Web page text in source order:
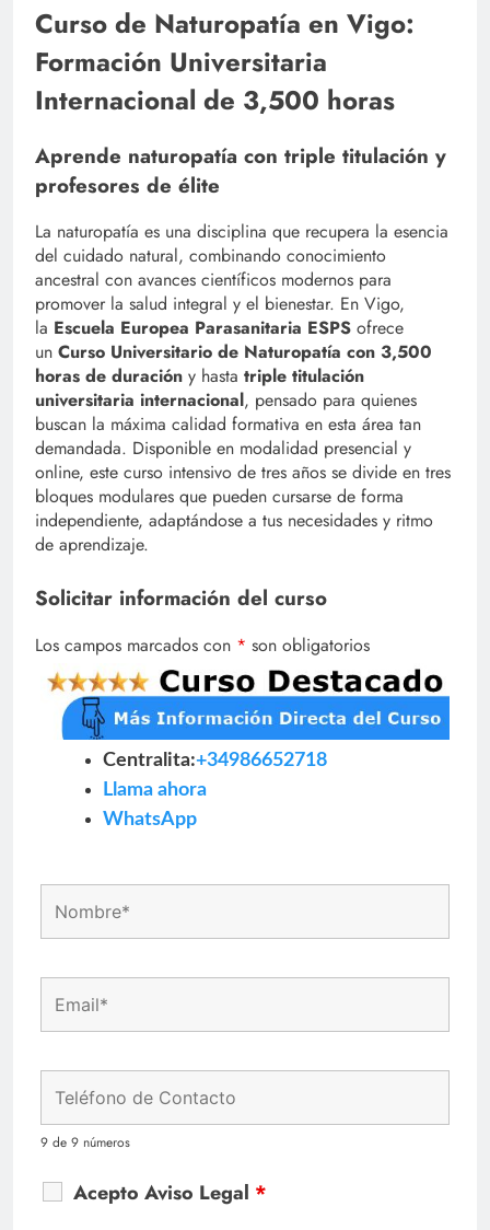
Curso de Naturopatía en Vigo:
Formación Universitaria
Internacional de 3,500 horas
Aprende naturopatía con triple titulación y
profesores de élite
La naturopatía es una disciplina que recupera la esencia
del cuidado natural, combinando conocimiento
ancestral con avances científicos modernos para
promover la salud integral y el bienestar. En Vigo,
la Escuela Europea Parasanitaria ESPS ofrece
un Curso Universitario de Naturopatía con 3,500
horas de duración y hasta triple titulación
universitaria internacional, pensado para quienes
buscan la máxima calidad formativa en esta área tan
demandada. Disponible en modalidad presencial y
online, este curso intensivo de tres años se divide en tres
bloques modulares que pueden cursarse de forma
independiente, adaptándose a tus necesidades y ritmo
de aprendizaje.
Solicitar información del curso
Los campos marcados con * son obligatorios
Centralita:+34986652718
Llama ahora
WhatsApp
9 de 9 números
Acepto Aviso Legal *